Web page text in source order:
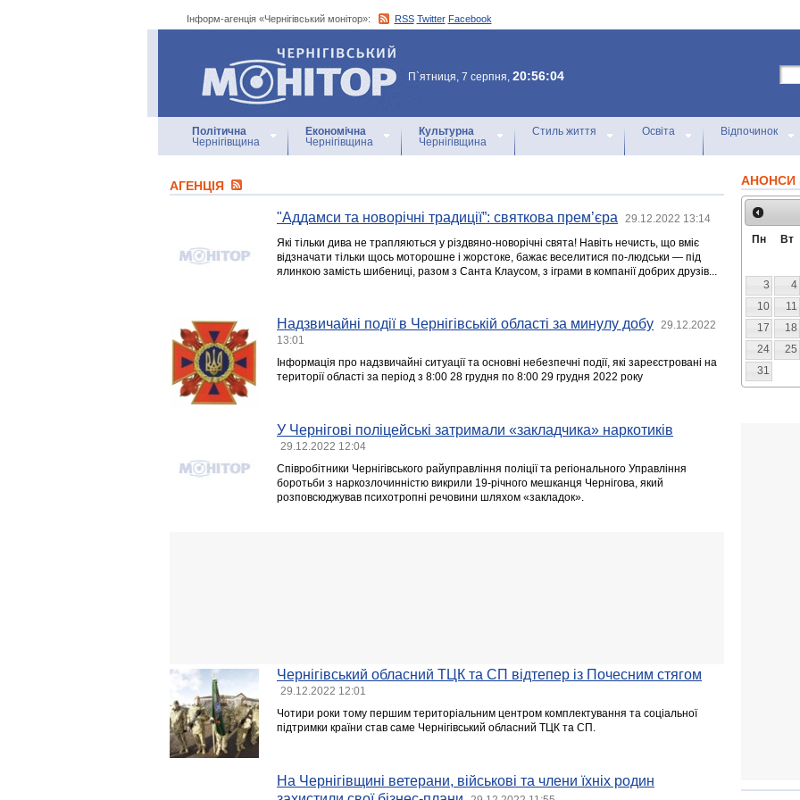
Інформ-агенція «Чернігівський монітор»: RSS Twitter Facebook
Інформ-агенція
«Чернігівський монітор»
П`ятниця, 7 серпня, 20:56:04
Політична
Чернігівщина
Економічна
Чернігівщина
Культурна
Чернігівщина
Стиль життя Освіта Відпочинок
АГЕНЦIЯ
"Аддамси та новорічні традиції”: святкова прем’єра 29.12.2022 13:14
Які тільки дива не трапляються у різдвяно-новорічні свята! Навіть нечисть, що вміє
відзначати тільки щось моторошне і жорстоке, бажає веселитися по-людськи — під
ялинкою замість шибениці, разом з Санта Клаусом, з іграми в компанії добрих друзів...
Надзвичайні події в Чернігівській області за минулу добу
29.12.2022
13:01
Інформація про надзвичайні ситуації та основні небезпечні події, які зареєстровані на
території області за період з 8:00 28 грудня по 8:00 29 грудня 2022 року
У Чернігові поліцейські затримали «закладчика» наркотиків
29.12.2022 12:04
Співробітники Чернігівського райуправління поліції та регіонального Управління
боротьби з наркозлочинністю викрили 19-річного мешканця Чернігова, який
розповсюджував психотропні речовини шляхом «закладок».
Чернігівський обласний ТЦК та СП відтепер із Почесним стягом
29.12.2022 12:01
Чотири роки тому першим територіальним центром комплектування та соціальної
підтримки країни став саме Чернігівський обласний ТЦК та СП.
На Чернігівщині ветерани, військові та члени їхніх родин
АНОНСИ
Пн Вт
3
4
10
11
17
18
24
25
31